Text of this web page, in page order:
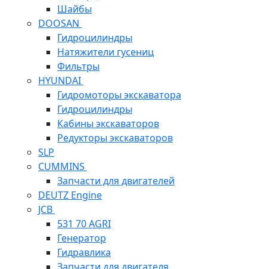
Шайбы
DOOSAN
Гидроцилиндры
Натяжители гусениц
Фильтры
HYUNDAI
Гидромоторы экскаватора
Гидроцилиндры
Кабины экскаваторов
Редукторы экскаваторов
SLP
CUMMINS
Запчасти для двигателей
DEUTZ Engine
JCB
531 70 AGRI
Генератор
Гидравлика